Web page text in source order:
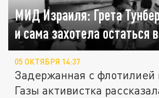
МИД Израиля: Грета
и сама захотела остаться
05 ОКТЯБРЯ 14:37
Задержанная с флотилией
Газы активистка